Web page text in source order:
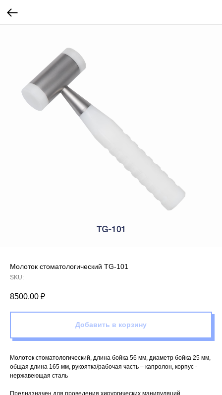
Молоток стоматологический TG-101
SKU:
8500,00 ₽
Добавить в корзину
Молоток стоматологический, длина бойка 56 мм, диаметр бойка 25 мм,
общая длина 165 мм, рукоятка/рабочая часть – капролон, корпус -
нержавеющая сталь
Предназначен для проведения хирургических манипуляций